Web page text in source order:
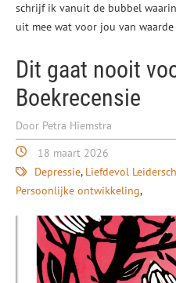
schrijf ik vanuit de bubbel
uit mee wat voor jou van
Dit gaat nooit
Boekrecensie
Door Petra Hiemstra
18 maart 2026
Depressie Liefdevol
Persoonlijke ontwikkeling